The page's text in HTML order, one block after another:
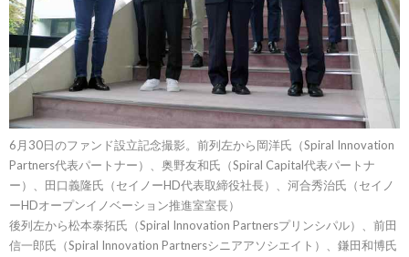
6月30日のファンド設立記念撮影。前列左から岡洋氏（Spiral Innovation
Partners代表パートナー）、奥野友和氏（Spiral Capital代表パートナ
ー）、田口義隆氏（セイノーHD代表取締役社長）、河合秀治氏（セイノ
ーHDオープンイノベーション推進室室長）
後列左から松本泰拓氏（Spiral Innovation Partnersプリンシパル）、前田
信一郎氏（Spiral Innovation Partnersシニアアソシエイト）、鎌田和博氏